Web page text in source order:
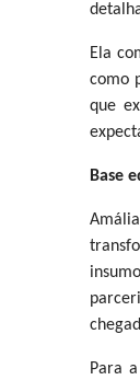
Ela
como
que
Base
Para